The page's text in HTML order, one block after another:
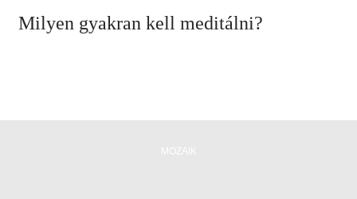
Milyen gyakran kell meditálni?